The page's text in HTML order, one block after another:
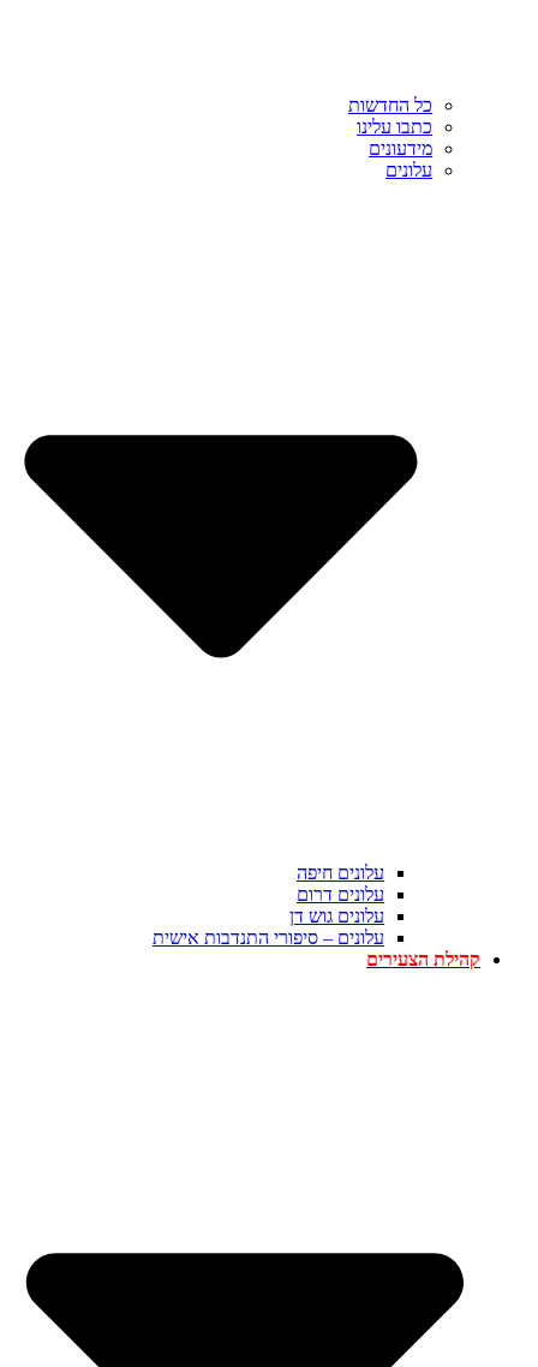
כל החדשות
כתבו עלינו
מידעונים
עלונים
עלונים חיפה
עלונים דרום
עלונים גוש דן
עלונים – סיפורי התנדבות אישית
קהילת הצעירים